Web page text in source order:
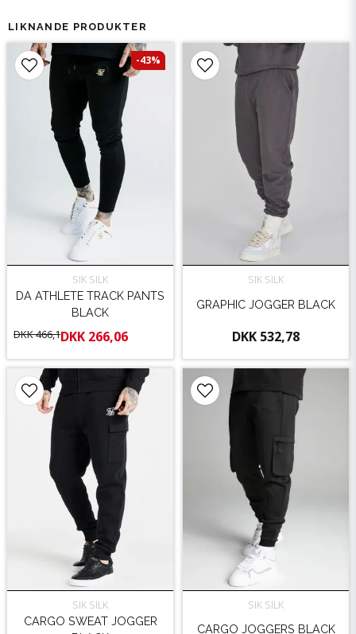
LIKNANDE PRODUKTER
SIK SILK
DA ATHLETE TRACK PANTS
BLACK
DKK 466,1DKK 266,06
-43%
SIK SILK
GRAPHIC JOGGER BLACK
DKK 532,78
SIK SILK
CARGO SWEAT JOGGER
SIK SILK
CARGO JOGGERS BLACK